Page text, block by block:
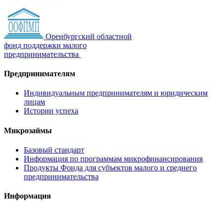
Оренбургский областной
фонд поддержки малого
предпринимательства
Предпринимателям
Индивидуальным предпринимателям и юридическим
лицам
Истории успеха
Микрозаймы
Базовый стандарт
Информация по программам микрофинансирования
Продукты Фонда для субъектов малого и среднего
предпринимательства
Информация